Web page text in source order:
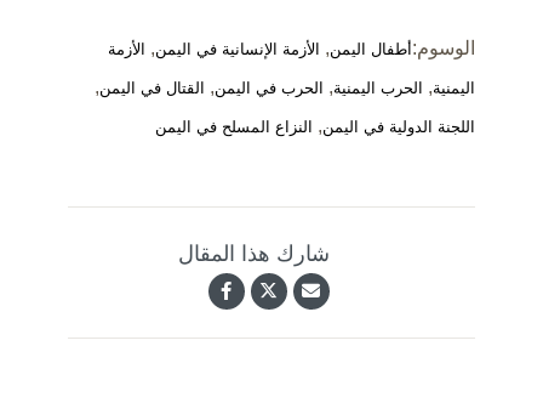
الوسوم:أطفال اليمن, الأزمة الإنسانية في اليمن, الأزمة
اليمنية, الحرب اليمنية, الحرب في اليمن, القتال في اليمن,
اللجنة الدولية في اليمن, النزاع المسلح في اليمن
شارك هذا المقال